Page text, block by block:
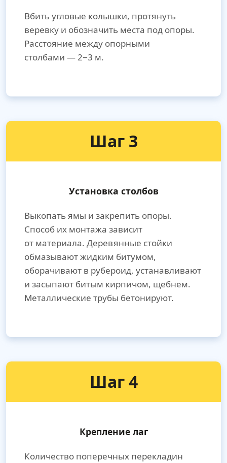
Вбить угловые колышки, протянуть
веревку и обозначить места под опоры.
Расстояние между опорными
столбами — 2−3 м.
Шаг 3
Установка столбов
Выкопать ямы и закрепить опоры.
Способ их монтажа зависит
от материала. Деревянные стойки
обмазывают жидким битумом,
оборачивают в рубероид, устанавливают
и засыпают битым кирпичом, щебнем.
Металлические трубы бетонируют.
Шаг 4
Крепление лаг
Количество поперечных перекладин